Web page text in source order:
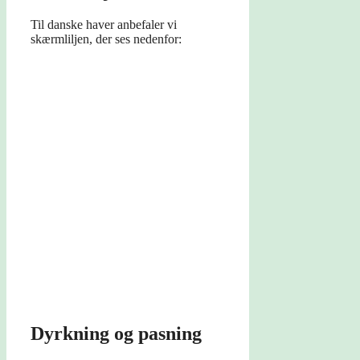
Til danske haver anbefaler vi
skærmliljen, der ses nedenfor:
Dyrkning og pasning